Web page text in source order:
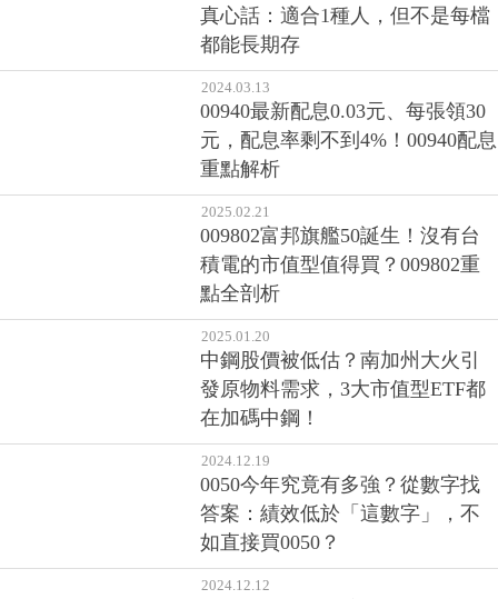
真心話：適合1種人，但不是每檔
都能長期存
2024.03.13
00940最新配息0.03元、每張領30
元，配息率剩不到4%！00940配息
重點解析
2025.02.21
009802富邦旗艦50誕生！沒有台
積電的市值型值得買？009802重
點全剖析
2025.01.20
中鋼股價被低估？南加州大火引
發原物料需求，3大市值型ETF都
在加碼中鋼！
2024.12.19
0050今年究竟有多強？從數字找
答案：績效低於「這數字」，不
如直接買0050？
2024.12.12